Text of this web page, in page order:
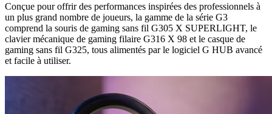
Conçue pour offrir des performances inspirées des professionnels à
un plus grand nombre de joueurs, la gamme de la série G3
comprend la souris de gaming sans fil G305 X SUPERLIGHT, le
clavier mécanique de gaming filaire G316 X 98 et le casque de
gaming sans fil G325, tous alimentés par le logiciel G HUB avancé
et facile à utiliser.